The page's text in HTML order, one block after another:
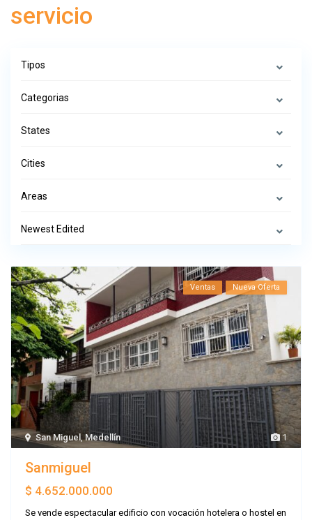
servicio
Tipos
Categorias
States
Cities
Areas
Newest Edited
1
San Miguel Medellín
Ventas Nueva Oferta
Sanmiguel
$ 4.652.000.000
Se vende espectacular edificio con vocación hotelera o hostel en